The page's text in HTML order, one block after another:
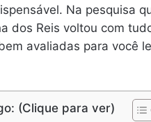
Na pesquisa
dos Reis voltou com
avaliadas para você
(Clique para ver)